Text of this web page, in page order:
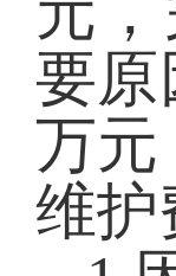
要原
万元
维护